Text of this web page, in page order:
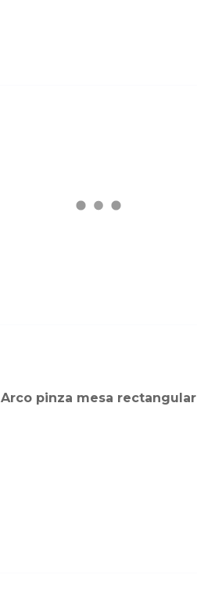
Arco pinza mesa rectangular